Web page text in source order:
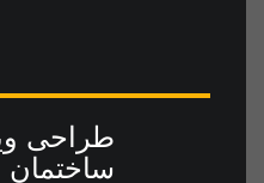
طراحی
ساختمان